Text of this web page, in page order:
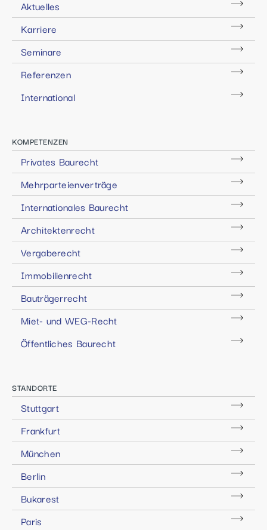
Aktuelles
Karriere
Seminare
Referenzen
International
KOMPETENZEN
Privates Baurecht
Mehrparteienverträge
Internationales Baurecht
Architektenrecht
Vergaberecht
Immobilienrecht
Bauträgerrecht
Miet- und WEG-Recht
Öffentliches Baurecht
STANDORTE
Stuttgart
Frankfurt
München
Berlin
Bukarest
Paris